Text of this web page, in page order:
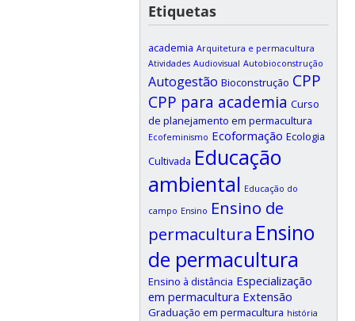
Etiquetas
academia Arquitetura e permacultura
Atividades Audiovisual Autobioconstrução
Autogestão Bioconstrução CPP
CPP para academia Curso
de planejamento em permacultura
Ecofeminismo Ecoformação Ecologia
Cultivada Educação
ambiental Educação do
campo Ensino Ensino de
permacultura Ensino
de permacultura
Ensino à distância Especialização
em permacultura Extensão
Graduação em permacultura história